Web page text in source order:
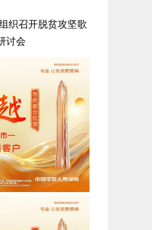
织召开脱贫攻坚歌
讨会